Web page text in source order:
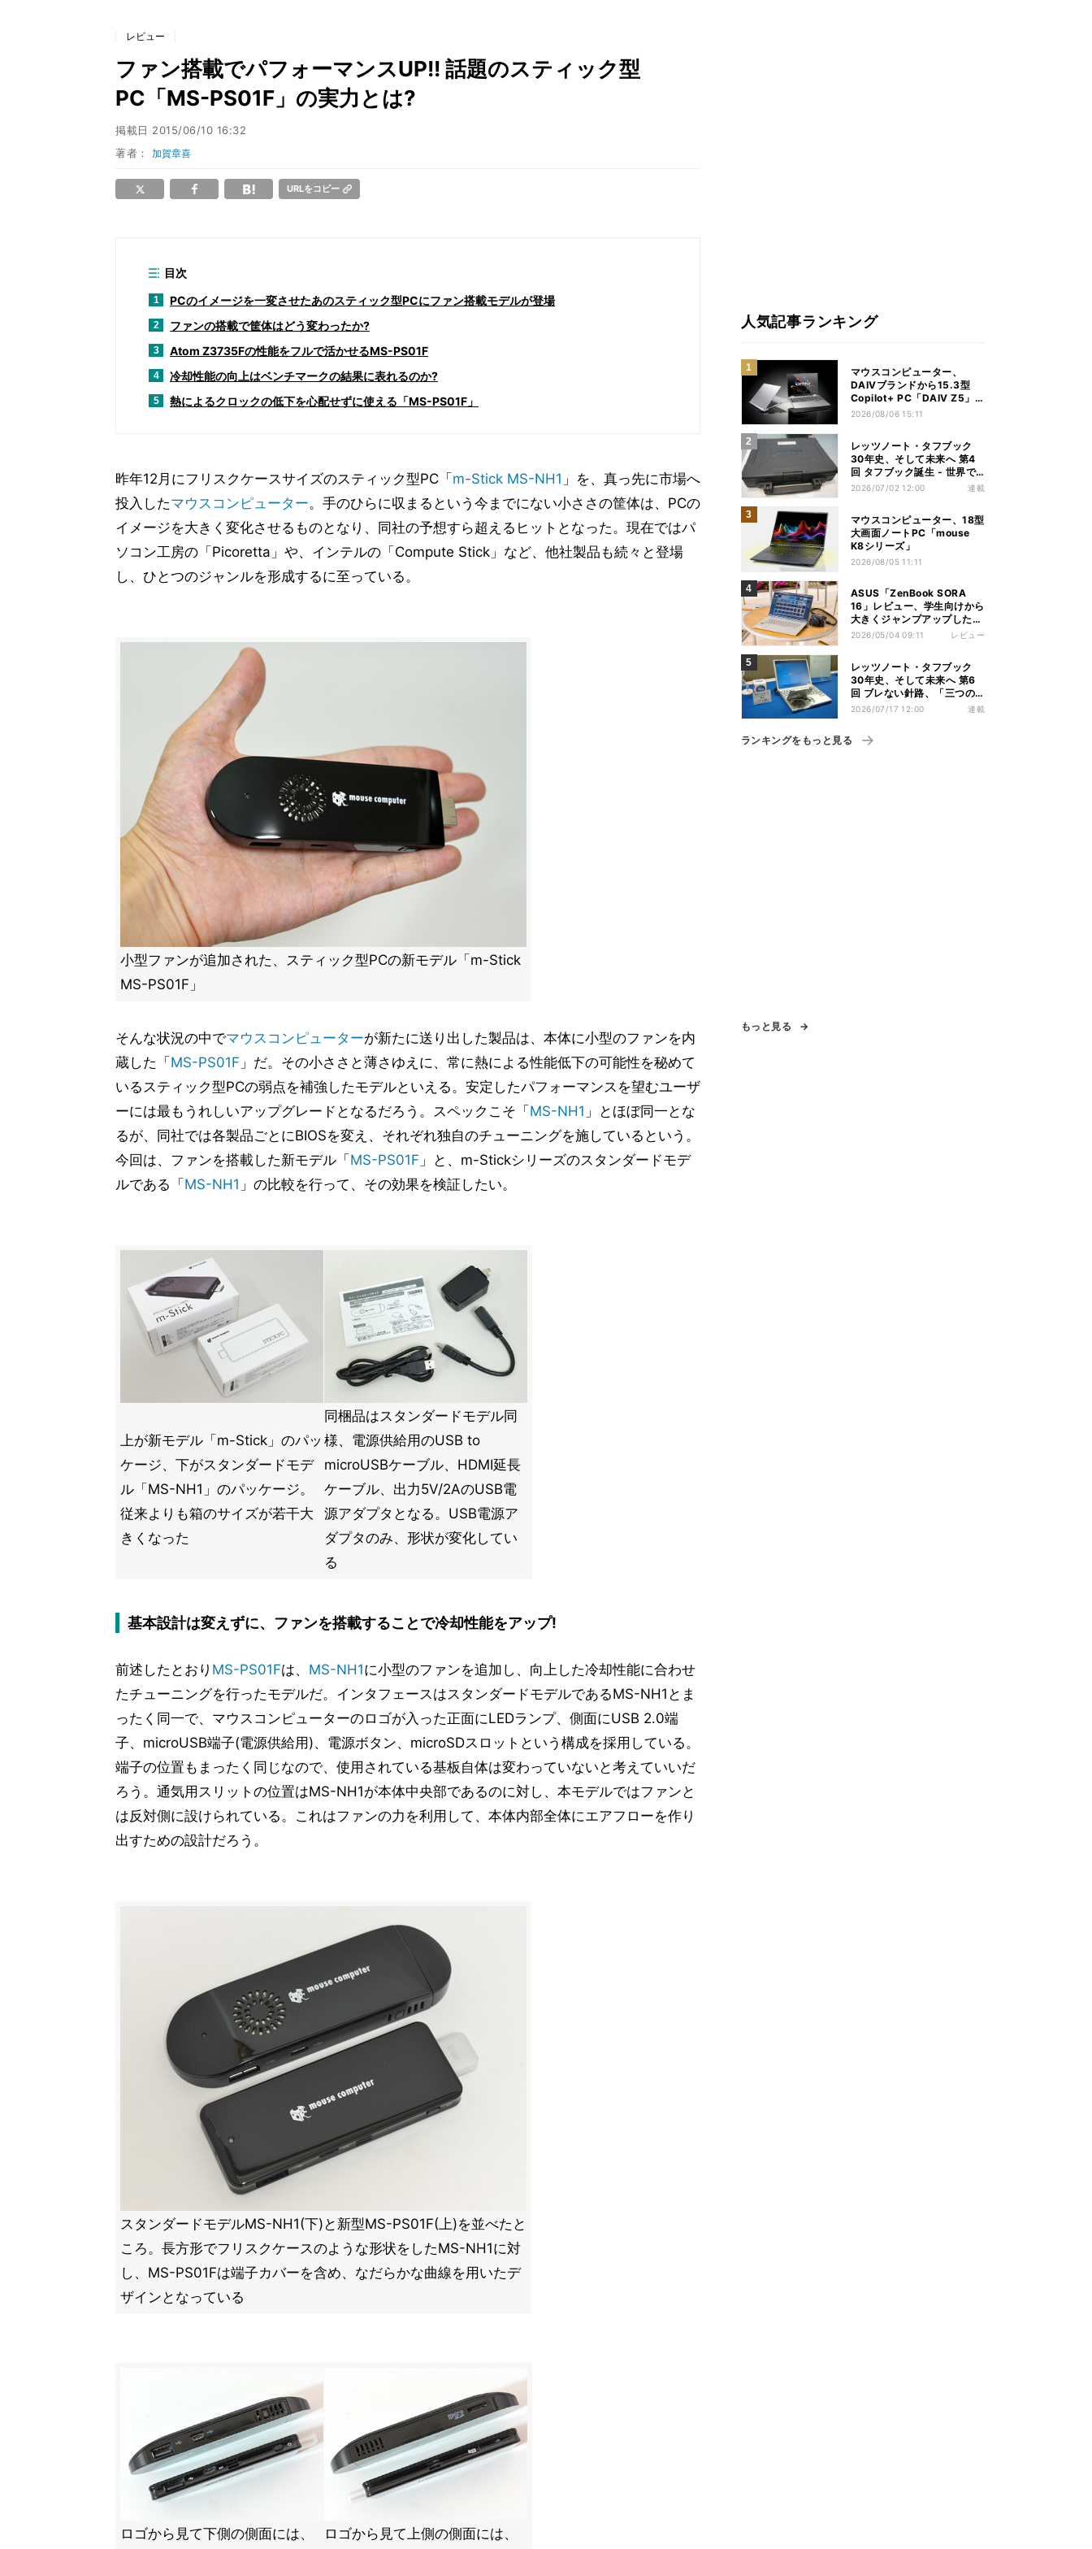
レビュー
ファン搭載でパフォーマンスUP!! 話題のスティック型
PC「MS-PS01F」の実力とは?
掲載日 2015/06/10 16:32
著者：加賀章喜
URLをコピー
目次
1 PCのイメージを一変させたあのスティック型PCにファン搭載モデルが登場
2 ファンの搭載で筐体はどう変わったか?
3 Atom Z3735Fの性能をフルで活かせるMS-PS01F
4 冷却性能の向上はベンチマークの結果に表れるのか?
5 熱によるクロックの低下を心配せずに使える「MS-PS01F」
昨年12月にフリスクケースサイズのスティック型PC「 m-Stick MS-NH1 」を、真っ先に市場へ
投入したマウスコンピューター。手のひらに収まるという今までにない小ささの筐体は、PCの
イメージを大きく変化させるものとなり、同社の予想すら超えるヒットとなった。現在ではパ
ソコン工房の「Picoretta」や、インテルの「Compute Stick」など、他社製品も続々と登場
し、ひとつのジャンルを形成するに至っている。
小型ファンが追加された、スティック型PCの新モデル「m-Stick
MS-PS01F」
そんな状況の中でマウスコンピューターが新たに送り出した製品は、本体に小型のファンを内
蔵した「 MS-PS01F 」だ。その小ささと薄さゆえに、常に熱による性能低下の可能性を秘めて
いるスティック型PCの弱点を補強したモデルといえる。安定したパフォーマンスを望むユーザ
ーには最もうれしいアップグレードとなるだろう。スペックこそ「 MS-NH1 」とほぼ同一とな
るが、同社では各製品ごとにBIOSを変え、それぞれ独自のチューニングを施しているという。
今回は、ファンを搭載した新モデル「 MS-PS01F 」と、m-Stickシリーズのスタンダードモデ
ルである「 MS-NH1 」の比較を行って、その効果を検証したい。
上が新モデル「m-Stick」のパッ
ケージ、下がスタンダードモデ
ル「MS-NH1」のパッケージ。
従来よりも箱のサイズが若干大
きくなった
同梱品はスタンダードモデル同
様、電源供給用のUSB to
microUSBケーブル、HDMI延長
ケーブル、出力5V/2AのUSB電
源アダプタとなる。USB電源ア
ダプタのみ、形状が変化してい
る
基本設計は変えずに、ファンを搭載することで冷却性能をアップ!
前述したとおり MS-PS01Fは、 MS-NH1に小型のファンを追加し、向上した冷却性能に合わせ
たチューニングを行ったモデルだ。インタフェースはスタンダードモデルであるMS-NH1とま
ったく同一で、マウスコンピューターのロゴが入った正面にLEDランプ、側面にUSB 2.0端
子、microUSB端子(電源供給用)、電源ボタン、microSDスロットという構成を採用している。
端子の位置もまったく同じなので、使用されている基板自体は変わっていないと考えていいだ
ろう。通気用スリットの位置はMS-NH1が本体中央部であるのに対し、本モデルではファンと
は反対側に設けられている。これはファンの力を利用して、本体内部全体にエアフローを作り
出すための設計だろう。
スタンダードモデルMS-NH1(下)と新型MS-PS01F(上)を並べたと
ころ。長方形でフリスクケースのような形状をしたMS-NH1に対
し、MS-PS01Fは端子カバーを含め、なだらかな曲線を用いたデ
ザインとなっている
ロゴから見て下側の側面には、 ロゴから見て上側の側面には、
人気記事ランキング
マウスコンピューター、
DAIVブランドから15.3型
Copilot+ PC「DAIV Z5」
発売
2026/08/06 15:11
レッツノート・タフブック
30年史、そして未来へ 第4
回 タフブック誕生 - 世界で
評価される「堅牢な道具」、
2026/07/02 12:00 連載
マウスコンピューター、18型
大画面ノートPC「mouse
K8シリーズ」
2026/08/05 11:11
ASUS「ZenBook SORA
16」レビュー、学生向けから
大きくジャンプアップした
Snapdragon X2 Elite
2026/05/04 09:11 レビュー
レッツノート・タフブック
30年史、そして未来へ 第6
回 ブレない針路、「三つの
矢」でシン・レッツノートの
2026/07/17 12:00 連載
ランキングをもっと見る
もっと見る